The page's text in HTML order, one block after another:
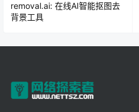
removal.ai: 在线AI智能抠图去
背景工具